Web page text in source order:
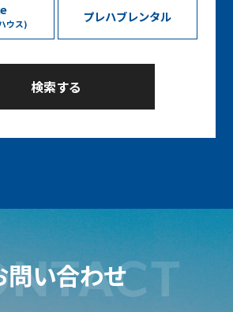
ウス) プレハブレンタル
問い合わせ